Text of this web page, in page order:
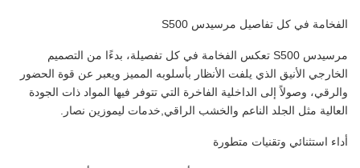
الفخامة في كل تفاصيل مرسيدس S500
مرسيدس S500 تعكس الفخامة في كل تفصيلة، بدءًا من التصميم
الخارجي الأنيق الذي يلفت الأنظار بأسلوبه المميز ويعبر عن قوة الحضور
والرقي، وصولاً إلى الداخلية الفاخرة التي تتوفر فيها المواد ذات الجودة
العالية مثل الجلد الناعم والخشب الراقي,خدمات ليموزين نصار.
أداء استثنائي وتقنيات متطورة